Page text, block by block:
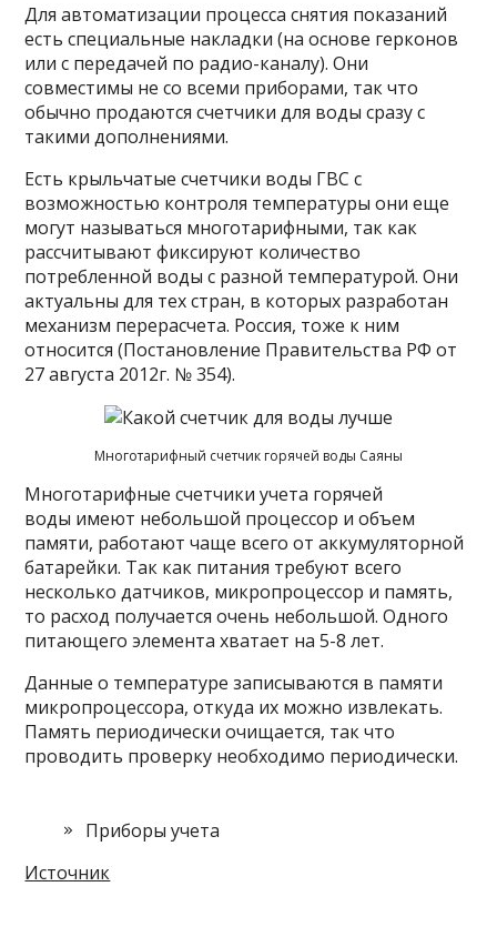
Для автоматизации процесса снятия показаний
есть специальные накладки (на основе герконов
или с передачей по радио-каналу). Они
совместимы не со всеми приборами, так что
обычно продаются счетчики для воды сразу с
такими дополнениями.
Есть крыльчатые счетчики воды ГВС с
возможностью контроля температуры они еще
могут называться многотарифными, так как
рассчитывают фиксируют количество
потребленной воды с разной температурой. Они
актуальны для тех стран, в которых разработан
механизм перерасчета. Россия, тоже к ним
относится (Постановление Правительства РФ от
27 августа 2012г. № 354).
Многотарифный счетчик горячей воды Саяны
Многотарифные счетчики учета горячей
воды имеют небольшой процессор и объем
памяти, работают чаще всего от аккумуляторной
батарейки. Так как питания требуют всего
несколько датчиков, микропроцессор и память,
то расход получается очень небольшой. Одного
питающего элемента хватает на 5-8 лет.
Данные о температуре записываются в памяти
микропроцессора, откуда их можно извлекать.
Память периодически очищается, так что
проводить проверку необходимо периодически.
Приборы учета
Источник